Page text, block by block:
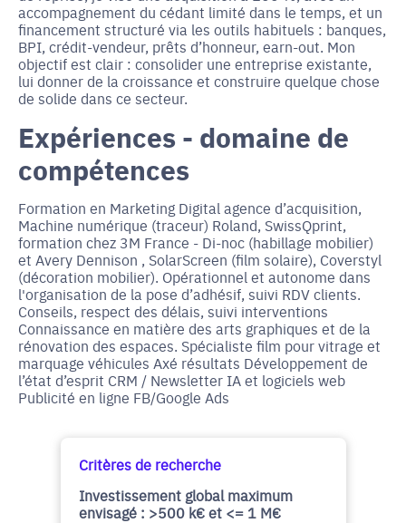
accompagnement du cédant limité dans le temps, et un
financement structuré via les outils habituels : banques,
BPI, crédit-vendeur, prêts d’honneur, earn-out. Mon
objectif est clair : consolider une entreprise existante,
lui donner de la croissance et construire quelque chose
de solide dans ce secteur.
Expériences - domaine de
compétences
Formation en Marketing Digital agence d’acquisition,
Machine numérique (traceur) Roland, SwissQprint,
formation chez 3M France - Di-noc (habillage mobilier)
et Avery Dennison , SolarScreen (film solaire), Coverstyl
(décoration mobilier). Opérationnel et autonome dans
l'organisation de la pose d’adhésif, suivi RDV clients.
Conseils, respect des délais, suivi interventions
Connaissance en matière des arts graphiques et de la
rénovation des espaces. Spécialiste film pour vitrage et
marquage véhicules Axé résultats Développement de
l’état d’esprit CRM / Newsletter IA et logiciels web
Publicité en ligne FB/Google Ads
Critères de recherche
Investissement global maximum
envisagé : >500 k€ et <= 1 M€